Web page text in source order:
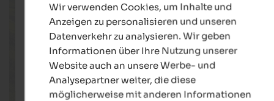
GERMAN
Wir verwenden Cookies, um Inhalte und
Anzeigen zu personalisieren und unseren
Datenverkehr zu analysieren. Wir geben
Informationen über Ihre Nutzung unserer
Website auch an unsere Werbe- und
Analysepartner weiter, die diese
möglicherweise mit anderen Informationen